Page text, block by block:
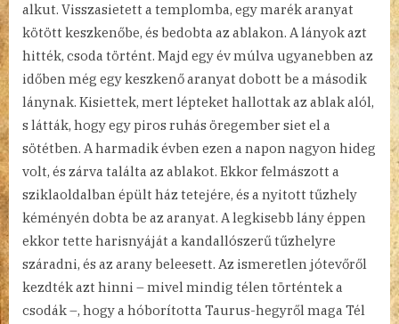
alkut. Visszasietett a templomba, egy marék aranyat
kötött keszkenőbe, és bedobta az ablakon. A lányok azt
hitték, csoda történt. Majd egy év múlva ugyanebben az
időben még egy keszkenő aranyat dobott be a második
lánynak. Kisiettek, mert lépteket hallottak az ablak alól,
s látták, hogy egy piros ruhás öregember siet el a
sötétben. A harmadik évben ezen a napon nagyon hideg
volt, és zárva találta az ablakot. Ekkor felmászott a
sziklaoldalban épült ház tetejére, és a nyitott tűzhely
kéményén dobta be az aranyat. A legkisebb lány éppen
ekkor tette harisnyáját a kandallószerű tűzhelyre
száradni, és az arany beleesett. Az ismeretlen jótevőről
kezdték azt hinni – mivel mindig télen történtek a
csodák –, hogy a hóborította Taurus-hegyről maga Tél